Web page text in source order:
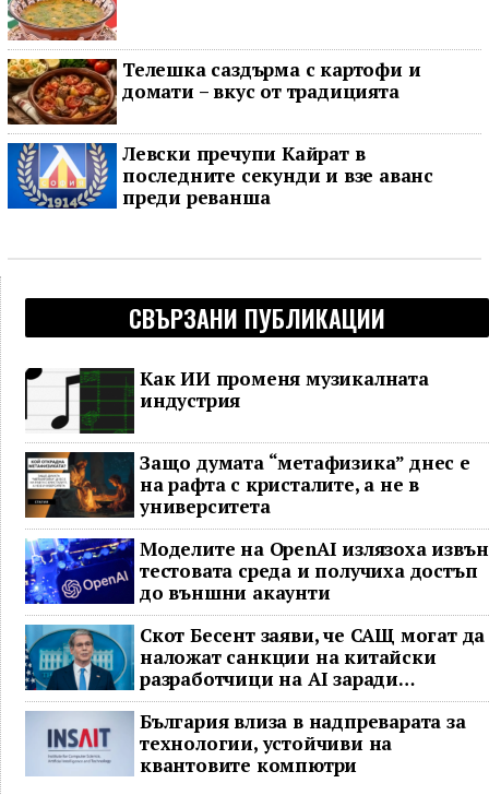
Телешка саздърма с картофи и
домати – вкус от традицията
Левски пречупи Кайрат в
последните секунди и взе аванс
преди реванша
СВЪРЗАНИ ПУБЛИКАЦИИ
Как ИИ променя музикалната
индустрия
Защо думата “метафизика” днес е
на рафта с кристалите, а не в
университета
Моделите на OpenAI излязоха извън
тестовата среда и получиха достъп
до външни акаунти
Скот Бесент заяви, че САЩ могат да
наложат санкции на китайски
разработчици на AI заради
предполагаема кражба на модел
България влиза в надпреварата за
технологии, устойчиви на
квантовите компютри